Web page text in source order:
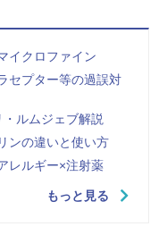
イクロファイン
セプター等の過誤対
ルムジェブ解説
ンの違いと使い方
レルギー×注射薬
もっと見る